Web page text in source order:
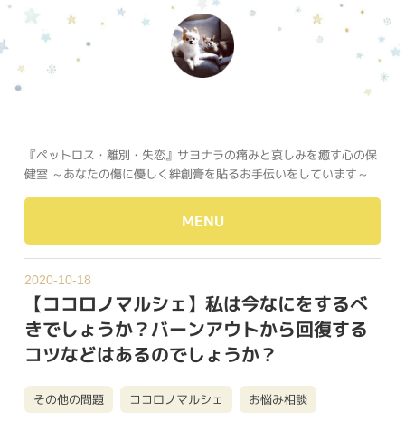
『ペットロス・離別・失恋』サヨナラの痛みと哀しみを癒す心の保
健室 ～あなたの傷に優しく絆創膏を貼るお手伝いをしています～
MENU
2020-10-18
【ココロノマルシェ】私は今なにをするべ
きでしょうか？バーンアウトから回復する
コツなどはあるのでしょうか？
その他の問題 ココロノマルシェ お悩み相談